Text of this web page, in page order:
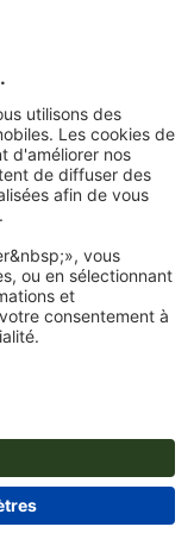
par Trustpilot pour garantir
de sport
d'une remise de